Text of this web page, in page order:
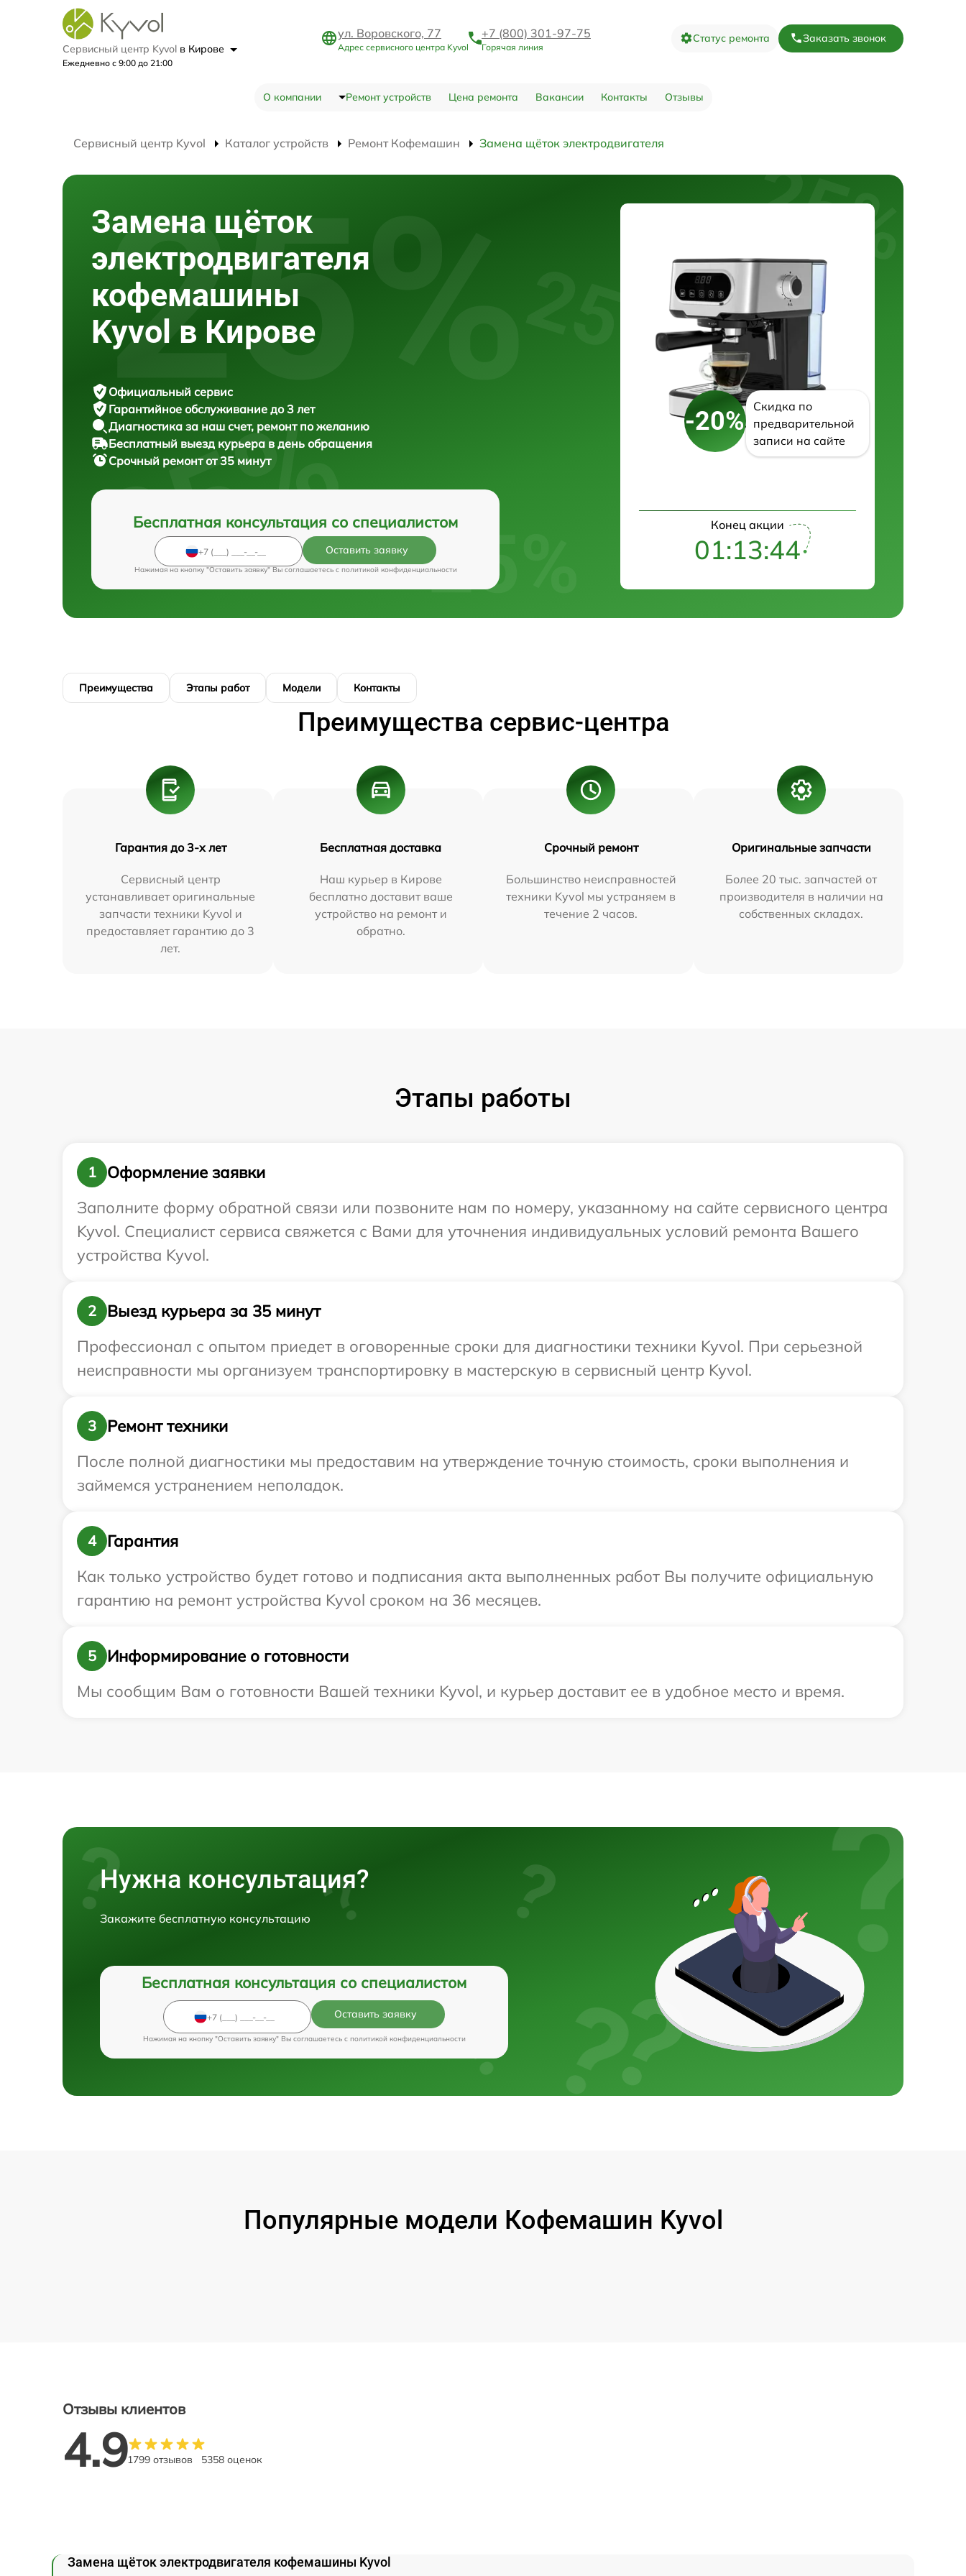
Сервисный центр Kyvol в Кирове
Ежедневно с 9:00 до 21:00
ул. Воровского, 77
Адрес сервисного центра Kyvol
+7 (800) 301-97-75
Горячая линия
Статус ремонта Заказать звонок
О компании Ремонт устройств Цена ремонта Вакансии Контакты Отзывы
Сервисный центр Kyvol Каталог устройств Ремонт Кофемашин Замена щёток электродвигателя
Замена щёток
электродвигателя
кофемашины
Kyvol в Кирове
Официальный сервис
Гарантийное обслуживание до 3 лет
Диагностика за наш счет, ремонт по желанию
Бесплатный выезд курьера в день обращения
Срочный ремонтот 35 минут
Бесплатная консультация со специалистом
Оставить заявку
Нажимая на кнопку "Оставить заявку" Вы соглашаетесь c политикой конфиденциальности
-20%
Скидка по
предварительной
записи на сайте
Конец акции
01:13:43
Преимущества Этапы работ Модели Контакты
Преимущества сервис-центра
Гарантия до 3-х лет
Сервисный центр
устанавливает оригинальные
запчасти техники Kyvol и
предоставляет гарантию до 3
лет.
Бесплатная доставка
Наш курьер в Кирове
бесплатно доставит ваше
устройство на ремонт и
обратно.
Срочный ремонт
Большинство неисправностей
техники Kyvol мы устраняем в
течение 2 часов.
Оригинальные запчасти
Более 20 тыс. запчастей от
производителя в наличии на
собственных складах.
Этапы работы
1
Оформление заявки
Заполните форму обратной связи или позвоните нам по номеру, указанному на сайте сервисного центра
Kyvol. Специалист сервиса свяжется с Вами для уточнения индивидуальных условий ремонта Вашего
устройства Kyvol.
2
Выезд курьера за 35 минут
Профессионал с опытом приедет в оговоренные сроки для диагностики техники Kyvol. При серьезной
неисправности мы организуем транспортировку в мастерскую в сервисный центр Kyvol.
3
Ремонт техники
После полной диагностики мы предоставим на утверждение точную стоимость, сроки выполнения и
займемся устранением неполадок.
4
Гарантия
Как только устройство будет готово и подписания акта выполненных работ Вы получите официальную
гарантию на ремонт устройства Kyvol сроком на 36 месяцев.
5
Информирование о готовности
Мы сообщим Вам о готовности Вашей техники Kyvol, и курьер доставит ее в удобное место и время.
Нужна консультация?
Закажите бесплатную консультацию
Бесплатная консультация со специалистом
Оставить заявку
Нажимая на кнопку "Оставить заявку" Вы соглашаетесь c политикой конфиденциальности
Популярные модели Кофемашин Kyvol
Отзывы клиентов
4.91799 отзывов 5358 оценок
Замена щёток электродвигателя кофемашины Kyvol